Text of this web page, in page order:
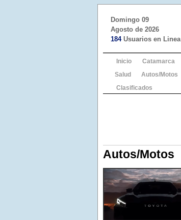
Domingo 09
Agosto de 2026
184Usuarios en Linea
Inicio Catamarca
Salud
Autos/Motos
Clasificados
Autos/Motos